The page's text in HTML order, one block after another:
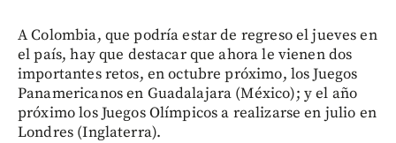
A Colombia, que podría estar de regreso el jueves en
el país, hay que destacar que ahora le vienen dos
importantes retos, en octubre próximo, los Juegos
Panamericanos en Guadalajara (México); y el año
próximo los Juegos Olímpicos a realizarse en julio en
Londres (Inglaterra).